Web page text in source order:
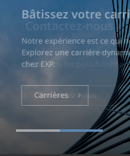
Bâtissez votre
Notre expérience est ce qui
Explorez une carrière
chez EXP.
Carrières